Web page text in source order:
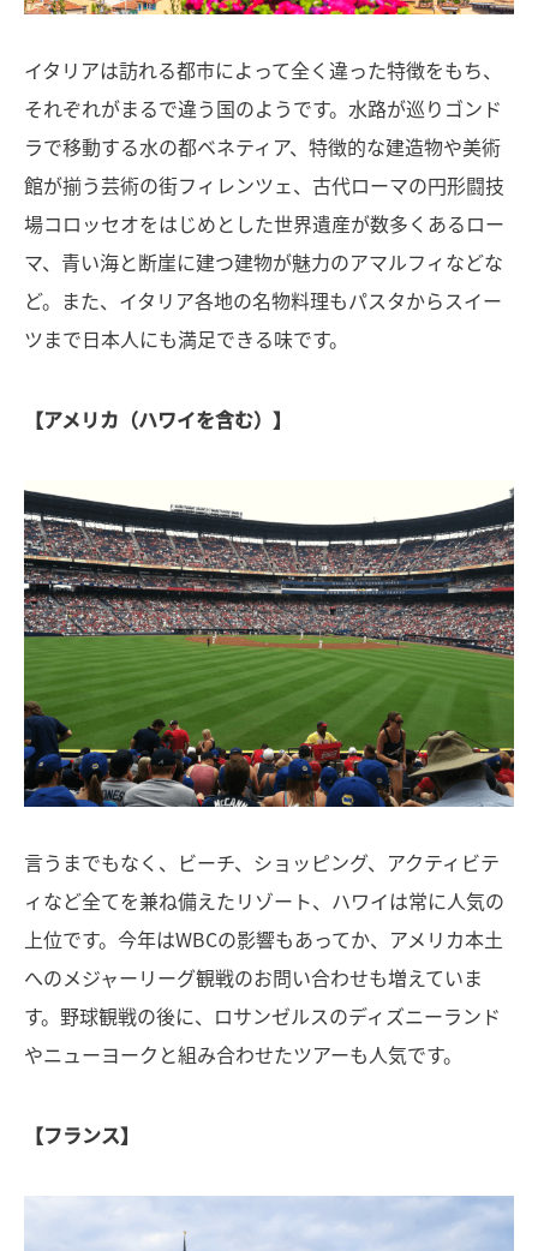
イタリアは訪れる都市によって全く違った特徴をもち、
それぞれがまるで違う国のようです。水路が巡りゴンド
ラで移動する水の都ベネティア、特徴的な建造物や美術
館が揃う芸術の街フィレンツェ、古代ローマの円形闘技
場コロッセオをはじめとした世界遺産が数多くあるロー
マ、青い海と断崖に建つ建物が魅力のアマルフィなどな
ど。また、イタリア各地の名物料理もパスタからスイー
ツまで日本人にも満足できる味です。
【アメリカ（ハワイを含む）】
言うまでもなく、ビーチ、ショッピング、アクティビテ
ィなど全てを兼ね備えたリゾート、ハワイは常に人気の
上位です。今年はWBCの影響もあってか、アメリカ本土
へのメジャーリーグ観戦のお問い合わせも増えていま
す。野球観戦の後に、ロサンゼルスのディズニーランド
やニューヨークと組み合わせたツアーも人気です。
【フランス】